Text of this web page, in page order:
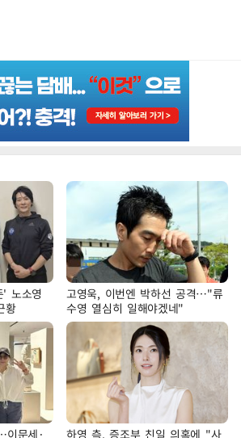
노소영
황
고영욱, 이번엔 박하선 공격…"류
수영 열심히 일해야겠네"
이문세· 하영 측, 증조부 친일 의혹에 "사